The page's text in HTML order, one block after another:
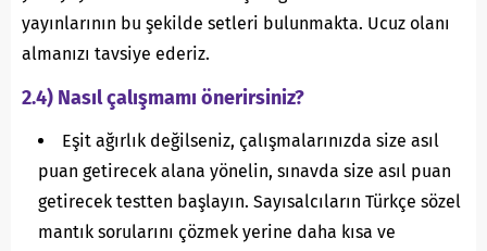
yayınlarının bu şekilde setleri bulunmakta. Ucuz olanı
almanızı tavsiye ederiz.
2.4) Nasıl çalışmamı önerirsiniz?
Eşit ağırlık değilseniz, çalışmalarınızda size asıl
puan getirecek alana yönelin, sınavda size asıl puan
getirecek testten başlayın. Sayısalcıların Türkçe sözel
mantık sorularını çözmek yerine daha kısa ve